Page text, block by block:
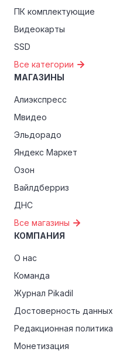
пенсионеров.
ПК комплектующие
Видеокарты
SSD
Все категории
МАГАЗИНЫ
Алиэкспресс
Мвидео
Эльдорадо
Яндекс Маркет
Озон
Вайлдберриз
ДНС
Все магазины
КОМПАНИЯ
О нас
Команда
Журнал Pikadil
Достоверность данных
Редакционная политика
Монетизация